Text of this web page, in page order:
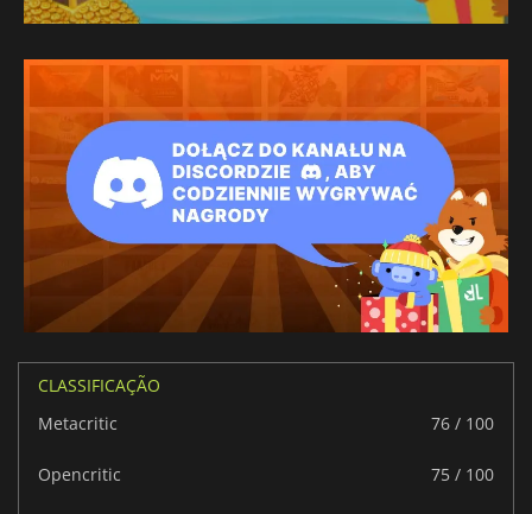
CLASSIFICAÇÃO
Metacritic
76 / 100
Opencritic 75 / 100